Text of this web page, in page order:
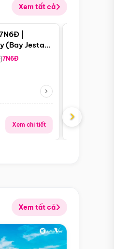
Xem tất cả
Điểm nổi bật
|
(Bay Jestar
7N6Đ
Xem chi tiết
Giá từ:
›
Xem tất cả